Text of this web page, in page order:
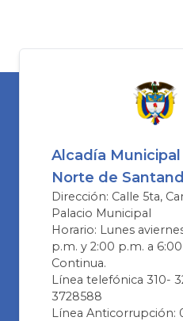
Alcadía
Norte de
Dirección: Calle 5ta,
Palacio Municipal
Horario: Lunes
p.m. y 2:00 p.m. a
Continua.
Línea telefónica 310-
3728588
Línea Anticorrupción: